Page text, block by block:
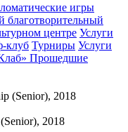
игры
центре Услуги
клуб Турниры Услуги
Прошедшие
2018